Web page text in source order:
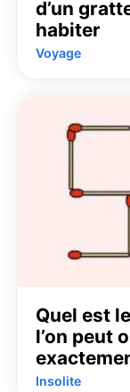
d’un
habiter
Voyage
Quel est
l’on peut
Insolite